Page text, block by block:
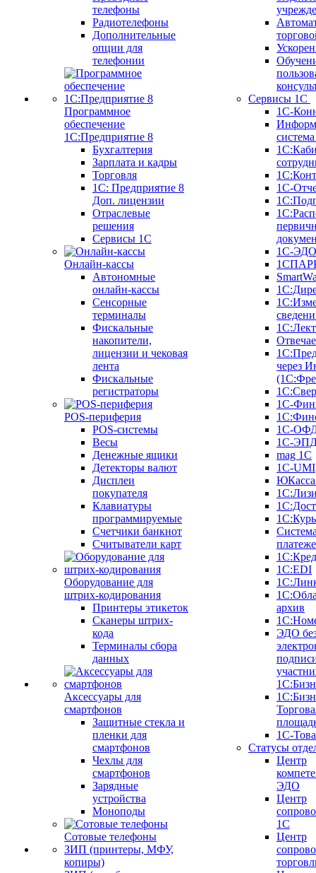
телефоны
Радиотелефоны
Дополнительные
опции для
телефонии
Программное
обеспечение
1С:Предприятие 8
Бухгалтерия
Зарплата и кадры
Торговля
1C: Предприятие 8
Доп. лицензии
Отраслевые
решения
Сервисы 1С
Онлайн-кассы
Автономные
онлайн-кассы
Сенсорные
терминалы
Фискальные
накопители,
лицензии и чековая
лента
Фискальные
регистраторы
POS-периферия
POS-системы
Весы
Денежные ящики
Детекторы валют
Дисплеи
покупателя
Клавиатуры
программируемые
Счетчики банкнот
Считыватели карт
Оборудование для
штрих-кодирования
Принтеры этикеток
Сканеры штрих-
кода
Терминалы сбора
данных
Аксессуары для
смартфонов
Защитные стекла и
пленки для
смартфонов
Чехлы для
смартфонов
Зарядные
устройства
Моноподы
Сотовые телефоны
ЗИП (принтеры, МФУ,
копиры)
Сервисы 1С
1С-
1С-
1С-ЭДО
через
1С-
1С-
1С-
mag 1C
1C-UMI
1С:EDI
архив
ЭДО
1С-
Статусы
Центр
ЭДО
Центр
1С
Центр